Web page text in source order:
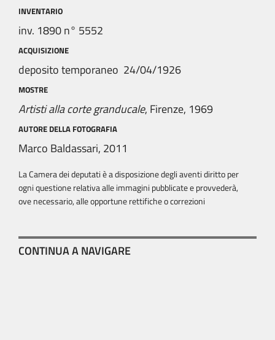
INVENTARIO
inv. 1890 n° 5552
ACQUISIZIONE
deposito temporaneo 24/04/1926
MOSTRE
Artisti alla corte granducale, Firenze, 1969
AUTORE DELLA FOTOGRAFIA
Marco Baldassari, 2011
La Camera dei deputati è a disposizione degli aventi diritto per
ogni questione relativa alle immagini pubblicate e provvederà,
ove necessario, alle opportune rettifiche o correzioni
CONTINUA A NAVIGARE